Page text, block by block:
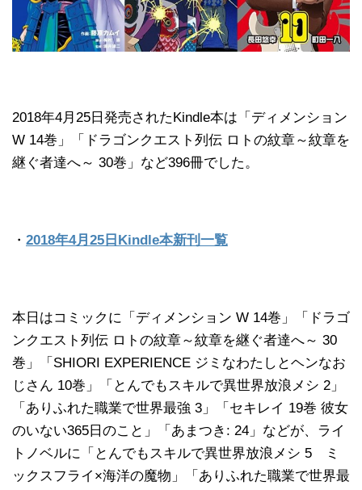
2018年4月25日発売されたKindle本は「ディメンション
W 14巻」「ドラゴンクエスト列伝 ロトの紋章～紋章を
継ぐ者達へ～ 30巻」など396冊でした。
・ 2018年4月25日Kindle本新刊一覧
本日はコミックに「ディメンション W 14巻」「ドラゴ
ンクエスト列伝 ロトの紋章～紋章を継ぐ者達へ～ 30
巻」「SHIORI EXPERIENCE ジミなわたしとヘンなお
じさん 10巻」「とんでもスキルで異世界放浪メシ 2」
「ありふれた職業で世界最強 3」「セキレイ 19巻 彼女
のいない365日のこと」「あまつき: 24」などが、ライ
トノベルに「とんでもスキルで異世界放浪メシ 5 ミ
ックスフライ×海洋の魔物」「ありふれた職業で世界最